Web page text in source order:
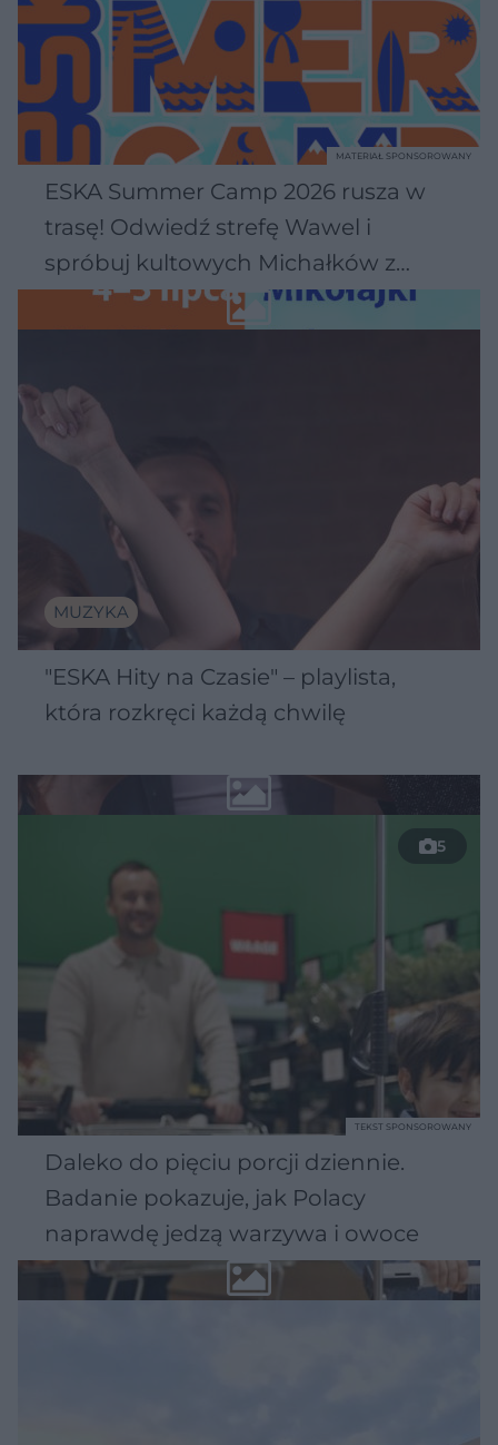
ESKA Summer Camp 2026 rusza w
trasę! Odwiedź strefę Wawel i
spróbuj kultowych Michałków z
Wawelu
MATERIAŁ SPONSOROWANY
MUZYKA
"ESKA Hity na Czasie" – playlista,
która rozkręci każdą chwilę
5
Daleko do pięciu porcji dziennie.
Badanie pokazuje, jak Polacy
naprawdę jedzą warzywa i owoce
TEKST SPONSOROWANY